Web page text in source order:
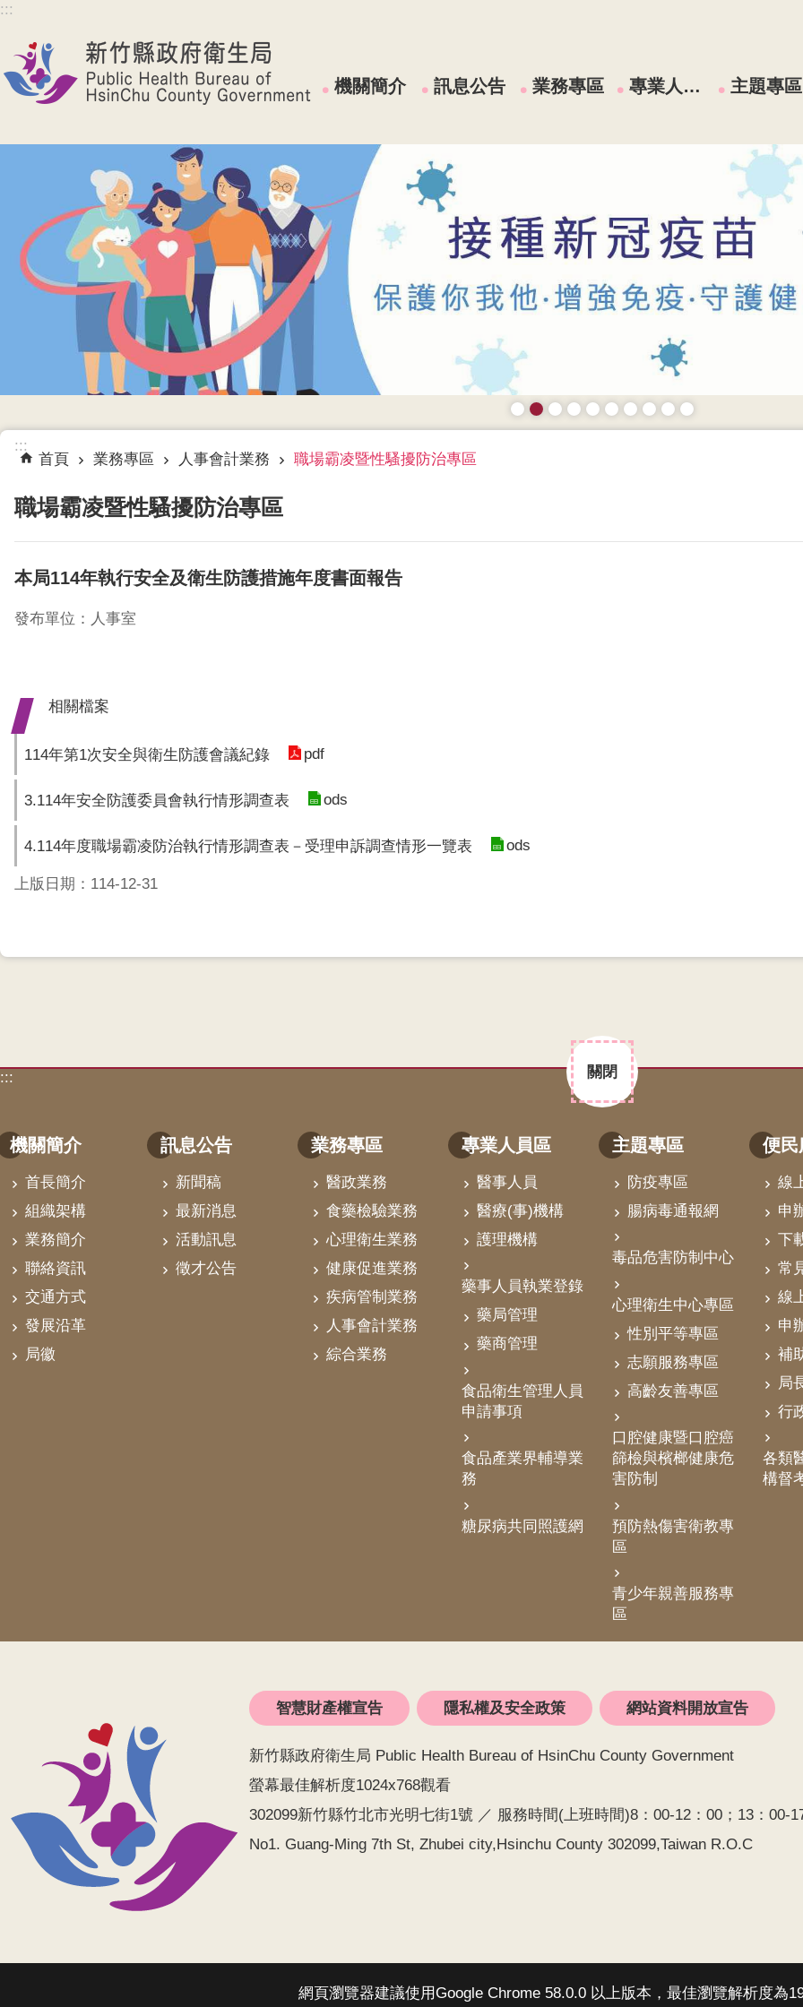
跳到主要內容區塊
:::
機關簡介 訊息公告 業務專區 專業人員區 主題專區
:::
首頁 業務專區 人事會計業務 職場霸凌暨性騷擾防治專區
職場霸凌暨性騷擾防治專區
本局114年執行安全及衛生防護措施年度書面報告
發布單位：人事室
相關檔案
114年第1次安全與衛生防護會議紀錄 pdf
3.114年安全防護委員會執行情形調查表 ods
4.114年度職場霸凌防治執行情形調查表－受理申訴調查情形一覽表 ods
上版日期：114-12-31
關閉
:::
機關簡介
首長簡介
組織架構
業務簡介
聯絡資訊
交通方式
發展沿革
局徽
訊息公告
新聞稿
最新消息
活動訊息
徵才公告
業務專區
醫政業務
食藥檢驗業務
心理衛生業務
健康促進業務
疾病管制業務
人事會計業務
綜合業務
專業人員區
醫事人員
醫療(事)機構
護理機構
藥事人員執業登錄
藥局管理
藥商管理
食品衛生管理人員
申請事項
食品產業界輔導業
務
糖尿病共同照護網
主題專區
防疫專區
腸病毒通報網
毒品危害防制中心
心理衛生中心專區
性別平等專區
志願服務專區
高齡友善專區
口腔健康暨口腔癌
篩檢與檳榔健康危
害防制
預防熱傷害衛教專
區
青少年親善服務專
區
便民
線
申
下
常
線
申
補
局
行
各類
構督
智慧財產權宣告 隱私權及安全政策 網站資料開放宣告
新竹縣政府衛生局 Public Health Bureau of HsinChu County Government
螢幕最佳解析度1024x768觀看
302099新竹縣竹北市光明七街1號 ／ 服務時間(上班時間)8：00-12：00；13：00-
No1. Guang-Ming 7th St, Zhubei city,Hsinchu County 302099,Taiwan R.O.C
網頁瀏覽器建議使用Google Chrome 58.0.0 以上版本，最佳瀏覽解析度為